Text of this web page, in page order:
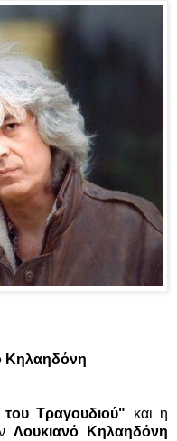
Κηλαηδόνη
Τραγουδιού" και η
Λουκιανό Κηλαηδόνη